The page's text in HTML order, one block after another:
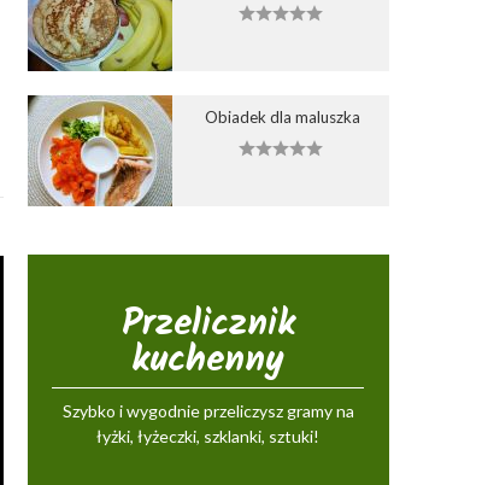
Obiadek dla maluszka
Przelicznik
kuchenny
Szybko i wygodnie przeliczysz gramy na
łyżki, łyżeczki, szklanki, sztuki!